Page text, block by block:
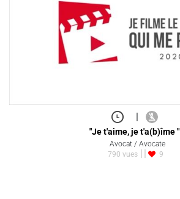
|
"Je t'aime, je t'a(b)îme "
Avocat / Avocate
790 vues
9